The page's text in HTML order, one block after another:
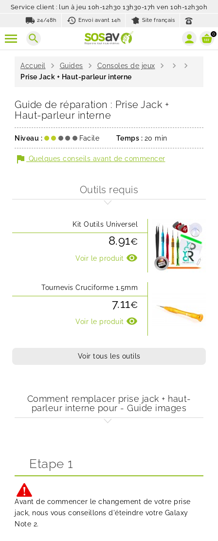
Service client : lun à jeu 10h-12h30 13h30-17h ven 10h-12h30h
local_shipping 24/48h history_toggle_off
Envoi avant 14h Site français
search 0
Accueil chevron_right Guides chevron_right Consoles de jeux chevron_right chevron_right chevron_right
Prise Jack + Haut-parleur interne
Guide de réparation : Prise Jack +
Haut-parleur interne
Niveau : Facile Temps : 20 min
flag Quelques conseils avant de commencer
Outils requis
Kit Outils Universel
8.91€
Voir le produit visibility
Tournevis Cruciforme 1.5mm
7.11€
Voir le produit visibility
Voir tous les outils
Comment remplacer prise jack + haut-
parleur interne pour - Guide images
Etape 1
Avant de commencer le changement de votre prise
jack, nous vous conseillons d'éteindre votre Galaxy
Note 2.